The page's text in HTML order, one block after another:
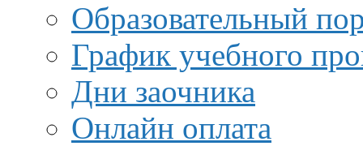
Образовательный
График учебного
Дни заочника
Онлайн оплата